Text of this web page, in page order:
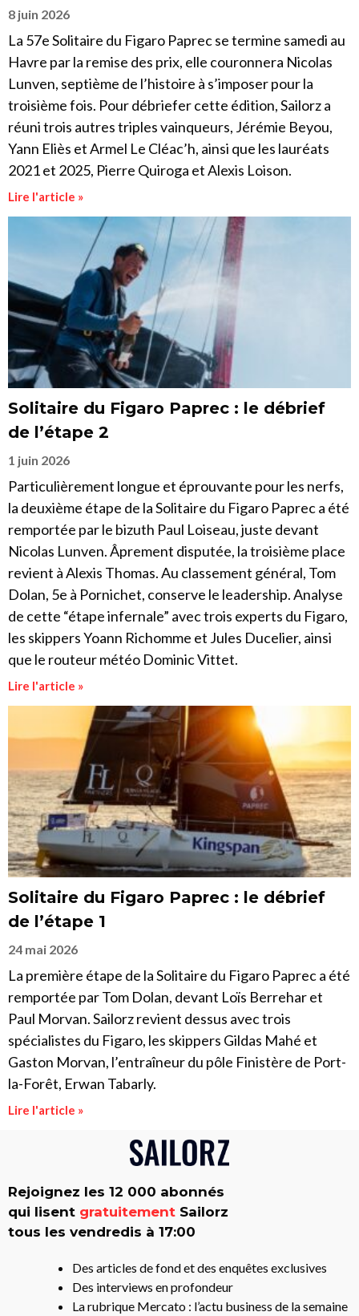
8 juin 2026
La 57e Solitaire du Figaro Paprec se termine samedi au
Havre par la remise des prix, elle couronnera Nicolas
Lunven, septième de l’histoire à s’imposer pour la
troisième fois. Pour débriefer cette édition, Sailorz a
réuni trois autres triples vainqueurs, Jérémie Beyou,
Yann Eliès et Armel Le Cléac’h, ainsi que les lauréats
2021 et 2025, Pierre Quiroga et Alexis Loison.
Lire l'article »
Solitaire du Figaro Paprec : le débrief
de l’étape 2
1 juin 2026
Particulièrement longue et éprouvante pour les nerfs,
la deuxième étape de la Solitaire du Figaro Paprec a été
remportée par le bizuth Paul Loiseau, juste devant
Nicolas Lunven. Âprement disputée, la troisième place
revient à Alexis Thomas. Au classement général, Tom
Dolan, 5e à Pornichet, conserve le leadership. Analyse
de cette “étape infernale” avec trois experts du Figaro,
les skippers Yoann Richomme et Jules Ducelier, ainsi
que le routeur météo Dominic Vittet.
Lire l'article »
Solitaire du Figaro Paprec : le débrief
de l’étape 1
24 mai 2026
La première étape de la Solitaire du Figaro Paprec a été
remportée par Tom Dolan, devant Loïs Berrehar et
Paul Morvan. Sailorz revient dessus avec trois
spécialistes du Figaro, les skippers Gildas Mahé et
Gaston Morvan, l’entraîneur du pôle Finistère de Port-
la-Forêt, Erwan Tabarly.
Lire l'article »
Rejoignez les 12 000 abonnés
qui lisent gratuitement Sailorz
tous les vendredis à 17:00
Des articles de fond et des enquêtes exclusives
Des interviews en profondeur
La rubrique Mercato : l’actu business de la semaine